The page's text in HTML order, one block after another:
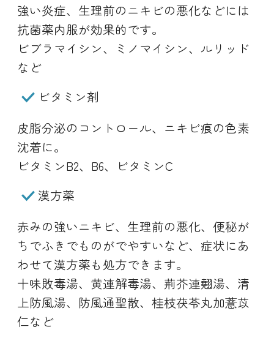
強い炎症、生理前のニキビの悪化などには
抗菌薬内服が効果的です。
ビブラマイシン、ミノマイシン、ルリッド
など
ビタミン剤
皮脂分泌のコントロール、ニキビ痕の色素
沈着に。
ビタミンB2、B6、ビタミンC
漢方薬
赤みの強いニキビ、生理前の悪化、便秘が
ちでふきでものがでやすいなど、症状にあ
わせて漢方薬も処方できます。
十味敗毒湯、黄連解毒湯、荊芥連翹湯、清
上防風湯、防風通聖散、桂枝茯苓丸加薏苡
仁など